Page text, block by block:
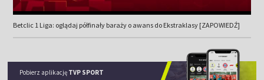
Betclic 1 Liga: oglądaj półfinały baraży o awans do Ekstraklasy [ZAPOWIEDŹ]
Pobierz aplikację TVP SPORT